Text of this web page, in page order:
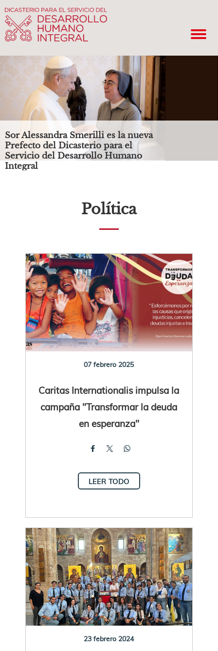
Sor Alessandra Smerilli es la nueva
Prefecto del Dicasterio para el
Servicio del Desarrollo Humano
Integral
Política
07 febrero 2025
Caritas Internationalis impulsa la
campaña "Transformar la deuda
en esperanza"
LEER TODO
23 febrero 2024